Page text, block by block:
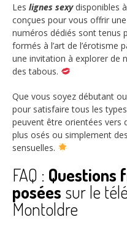
Les lignes sexydisponibles
conçues pour vous offrir
numéros dédiés sont tenus
formés à l’art de l’érotisme
une invitation à explorer de
des tabous.
Que vous soyez débutant
pour satisfaire tous les
peuvent être orientées vers
plus osés ou simplement
sensuelles.
FAQ : Questions
posées sur le
Montoldre